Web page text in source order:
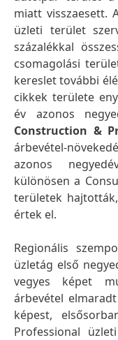
miatt visszaesett.
üzleti terület
százalékkal
csomagolási
kereslet további
cikkek területe
év azonos
Construction &
árbevétel-
azonos
különösen a
területek
értek el.
Regionális
üzletág első
vegyes képet
árbevétel
képest,
Professional